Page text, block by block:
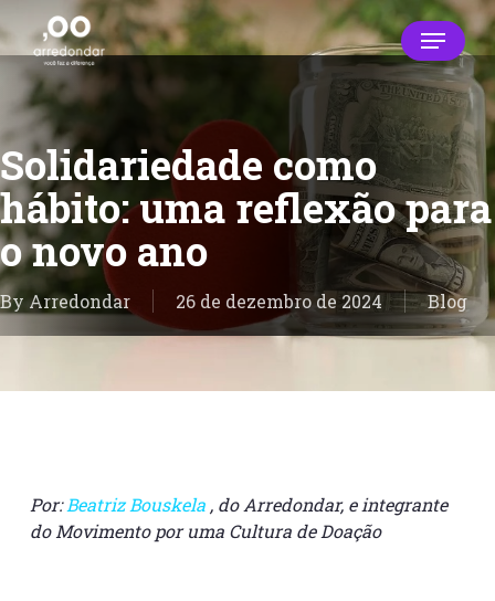
to
main
content
Menu
Solidariedade como
hábito: uma reflexão para
o novo ano
By Arredondar 26 de dezembro de 2024 Blog
Por:Beatriz Bouskela, do Arredondar, e integrante
do Movimento por uma Cultura de Doação
Close
Menu